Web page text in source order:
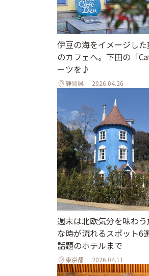
伊豆の海をイメージし
のカフェへ。下田の「
ーツを♪
静岡県 2026.04.26
週末は北欧気分を味わ
な時が流れるスポット6
話題のホテルまで
東京都 2026.04.11